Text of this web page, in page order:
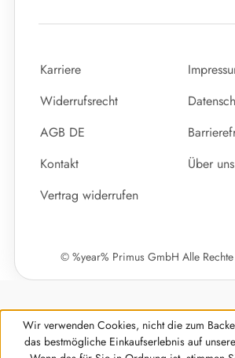
Karriere
Widerrufsrecht
AGB DE
Kontakt
Über uns
Vertrag widerrufen
© %year% Primus GmbH Alle
Wir verwenden Cookies, nicht die zum
das bestmögliche Einkaufserlebnis auf